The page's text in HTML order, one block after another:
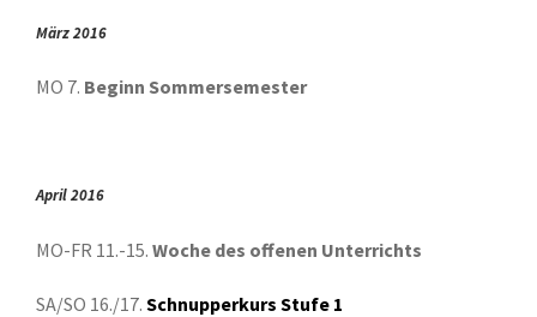
März 2016
MO 7. Beginn Sommersemester
April 2016
MO-FR 11.-15. Woche des offenen Unterrichts
SA/SO 16./17. Schnupperkurs Stufe 1